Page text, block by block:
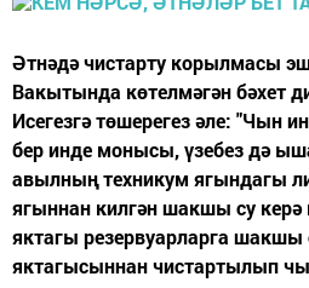
Әтнәдә чистарту корылмасы
Вакытында көтелмәгән бәхет
Исегезгә төшерегез әле: "Чын
бер инде монысы, үзебез дә
авылның техникум ягындагы
ягыннан килгән шакшы су керә
яктагы резервуарларга шакшы
яктагысыннан чистартылып